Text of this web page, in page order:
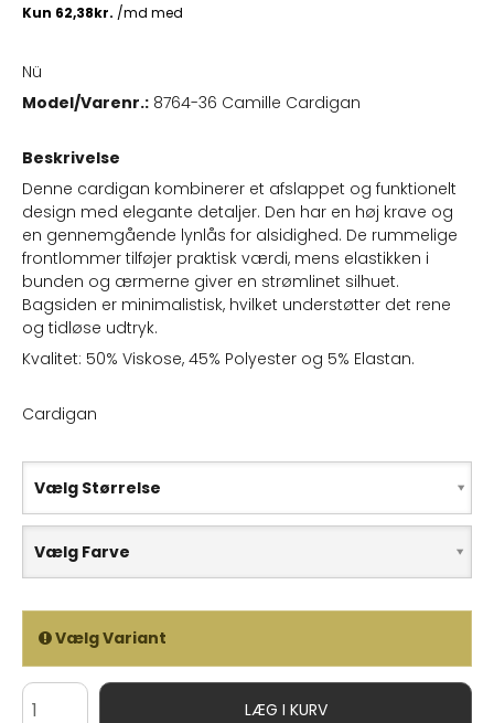
Nü
Model/Varenr.: 8764-36 Camille Cardigan
Beskrivelse
Denne cardigan kombinerer et afslappet og funktionelt
design med elegante detaljer. Den har en høj krave og
en gennemgående lynlås for alsidighed. De rummelige
frontlommer tilføjer praktisk værdi, mens elastikken i
bunden og ærmerne giver en strømlinet silhuet.
Bagsiden er minimalistisk, hvilket understøtter det rene
og tidløse udtryk.
Kvalitet: 50% Viskose, 45% Polyester og 5% Elastan.
Cardigan
Vælg Størrelse
Vælg Farve
Vælg Variant
LÆG I KURV